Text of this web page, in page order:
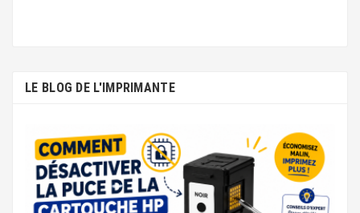
LE BLOG DE L'IMPRIMANTE